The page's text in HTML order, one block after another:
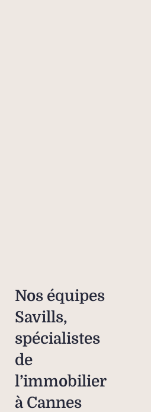
Nos équipes
Savills,
spécialistes
de
l’immobilier
à Cannes